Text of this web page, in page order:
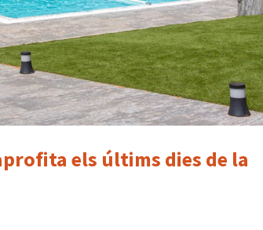
els últims dies de la